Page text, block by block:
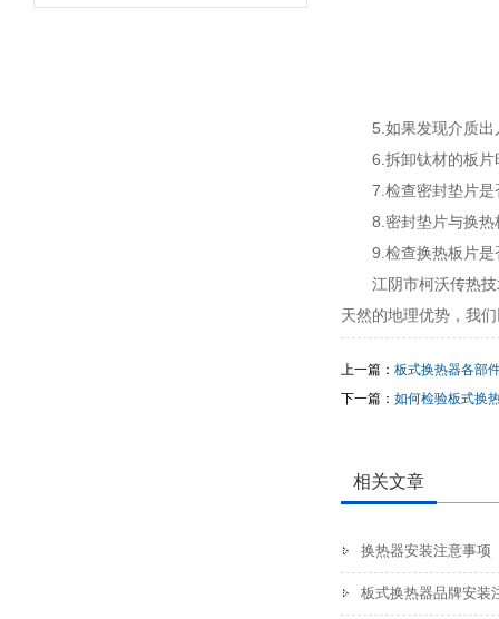
5.如果发现介质
6.拆卸钛材的板
7.检查密封垫片
8.密封垫片与换
9.检查换热板片
江阴市柯沃传热
天然的地理优势，我
上一篇： 板式换热器各部
下一篇： 如何检验板式换
相关文章
换热器安装注意事项
板式换热器品牌安装